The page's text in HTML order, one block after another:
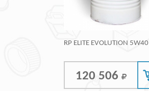
RP ELITE EVOLUTION 5W40
120 506